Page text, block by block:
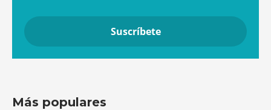
Más populares